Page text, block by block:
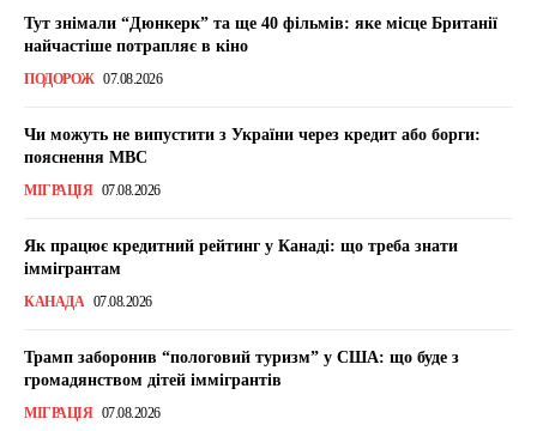
Тут знімали “Дюнкерк” та ще 40 фільмів: яке місце Британії
найчастіше потрапляє в кіно
ПОДОРОЖ 07.08.2026
Чи можуть не випустити з України через кредит або борги:
пояснення МВС
МІГРАЦІЯ 07.08.2026
Як працює кредитний рейтинг у Канаді: що треба знати
іммігрантам
КАНАДА 07.08.2026
Трамп заборонив “пологовий туризм” у США: що буде з
громадянством дітей іммігрантів
МІГРАЦІЯ 07.08.2026